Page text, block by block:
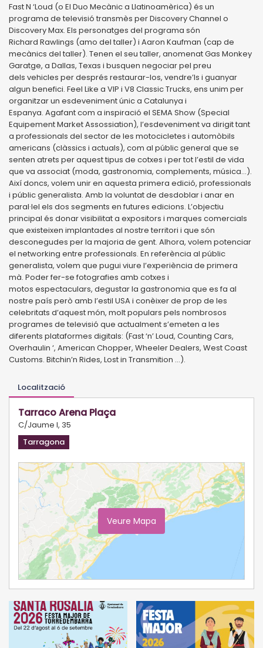
Fast N ‘Loud (o El Duo Mecànic a Llatinoamèrica) és un
programa de televisió transmès per Discovery Channel o
Discovery Max. Els personatges del programa són
Richard Rawlings (amo del taller) i Aaron Kaufman (cap de
mecànics del taller). Tenen el seu taller, anomenat Gas Monkey
Garatge, a Dallas, Texas i busquen negociar pel preu
dels vehicles per després restaurar-los, vendre’ls i guanyar
algun benefici. Feel Like a VIP i V8 Classic Trucks, ens unim per
organitzar un esdeveniment únic a Catalunya i
Espanya. Agafant com a inspiració el SEMA Show (Special
Equipement Market Assossiation), l’esdeveniment va dirigit tant
a professionals del sector de les motocicletes i automòbils
americans (clàssics i actuals), com al públic general que se
senten atrets per aquest tipus de cotxes i per tot l’estil de vida
que va associat (moda, gastronomia, complements, música...).
Així doncs, volem unir en aquesta primera edició, professionals
i públic generalista. Amb la voluntat de desdoblar i anar en
paral·lel els dos segments en futures edicions. L’objectiu
principal és donar visibilitat a expositors i marques comercials
que existeixen implantades al nostre territori i que són
desconegudes per la majoria de gent. Alhora, volem potenciar
el networking entre professionals. En referència al públic
generalista, volem que pugui viure l’experiència de primera
mà. Poder fer-se fotografies amb cotxes i
motos espectaculars, degustar la gastronomia que es fa al
nostre país però amb l’estil USA i conèixer de prop de les
celebritats d’aquestmón, molt populars pels nombrosos
programes de televisió que actualment s’emeten a les
diferents plataformes digitals: (Fast ‘n’Loud, Counting Cars,
Overhaulin ‘, American Chopper, Wheeler Dealers, West Coast
Customs. Bitchin’n Rides, Lost in Transmition ...).
Localització
Tarraco Arena Plaça
C/Jaume I, 35
Tarragona
Veure Mapa